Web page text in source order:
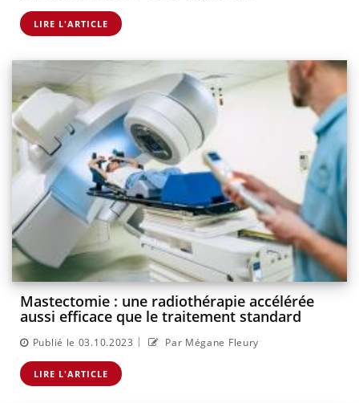
LIRE L'ARTICLE
Mastectomie : une radiothérapie accélérée
aussi efficace que le traitement standard
Publié le 03.10.2023 | Par Mégane Fleury
LIRE L'ARTICLE